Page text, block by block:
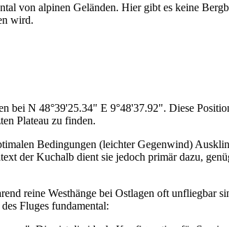
von alpinen Geländen. Hier gibt es keine
wird.
bei N 48°39'25.34" E 9°48'37.92". Diese
Plateau zu finden.
Bedingungen (leichter Gegenwind)
der Kuchalb dient sie jedoch primär dazu,
reine Westhänge bei Ostlagen oft unfliegbar
Fluges fundamental: